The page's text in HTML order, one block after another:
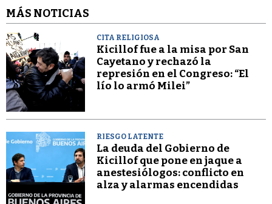
MÁS NOTICIAS
CITA RELIGIOSA
Kicillof fue a la misa por San
Cayetano y rechazó la
represión en el Congreso: “El
lío lo armó Milei”
RIESGO LATENTE
La deuda del Gobierno de
Kicillof que pone en jaque a
anestesiólogos: conflicto en
alza y alarmas encendidas